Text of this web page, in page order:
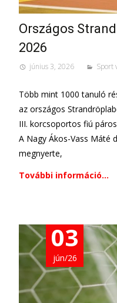
Országos
2026
június 3, 2026 Sport
Több mint 1000 tanuló
az országos
III. korcsoportos fiú
A Nagy Ákos-Vass Máté
megnyerte,
További információ…
03
jún/26